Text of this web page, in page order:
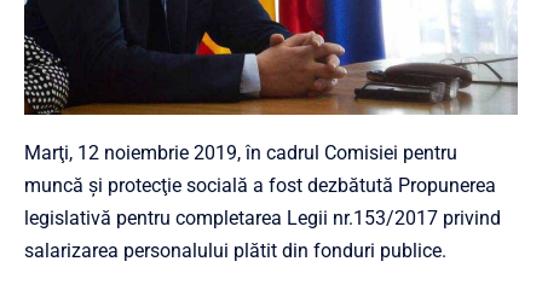
Marţi, 12 noiembrie 2019, în cadrul Comisiei pentru
muncă şi protecţie socială a fost dezbătută Propunerea
legislativă pentru completarea Legii nr.153/2017 privind
salarizarea personalului plătit din fonduri publice.